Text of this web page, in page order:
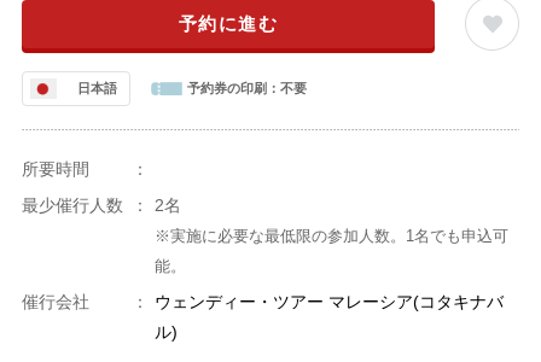
予約に進む
日本語 予約券の印刷： 不要
所要時間
：
最少催行人数
： 2名
※実施に必要な最低限の参加人数。1名でも申込可
能。
催行会社 ：
ウェンディー・ツアー マレーシア(コタキナバ
ル)